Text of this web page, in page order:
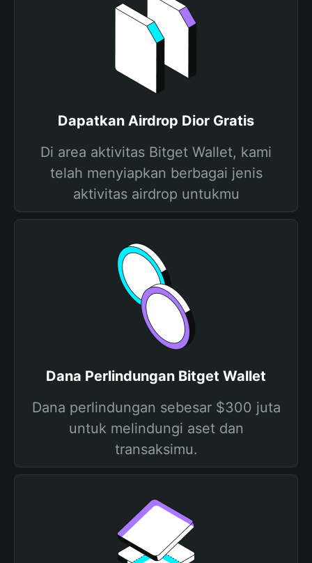
Dapatkan Airdrop Dior Gratis
Di area aktivitas Bitget Wallet, kami
telah menyiapkan berbagai jenis
aktivitas airdrop untukmu
Dana Perlindungan Bitget Wallet
Dana perlindungan sebesar $300 juta
untuk melindungi aset dan
transaksimu.